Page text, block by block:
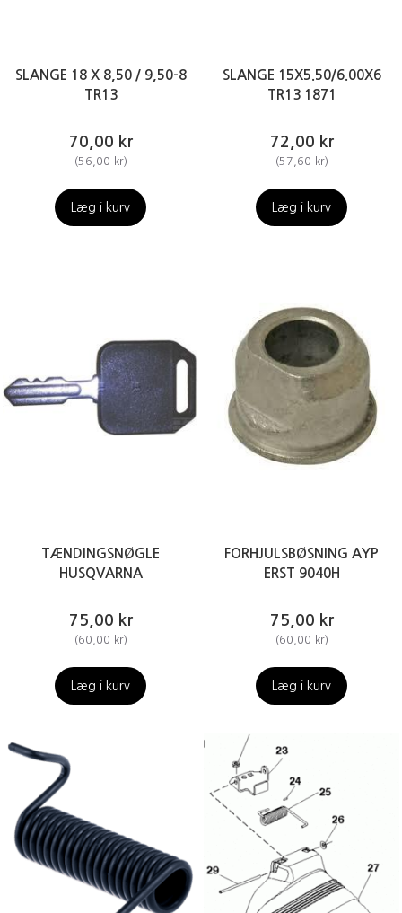
SLANGE 18 X 8,50 / 9,50-8
TR13
70,00 kr
(56,00 kr)
Læg i kurv
SLANGE 15X5.50/6.00X6
TR13 1871
72,00 kr
(57,60 kr)
Læg i kurv
TÆNDINGSNØGLE
HUSQVARNA
75,00 kr
(60,00 kr)
Læg i kurv
FORHJULSBØSNING AYP
ERST 9040H
75,00 kr
(60,00 kr)
Læg i kurv